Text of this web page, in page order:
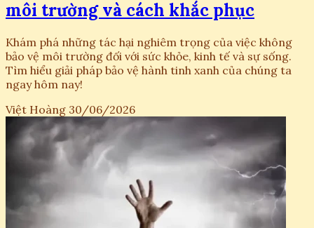
môi trường và cách khắc phục
Khám phá những tác hại nghiêm trọng của việc không
bảo vệ môi trường đối với sức khỏe, kinh tế và sự sống.
Tìm hiểu giải pháp bảo vệ hành tinh xanh của chúng ta
ngay hôm nay!
Việt Hoàng 30/06/2026